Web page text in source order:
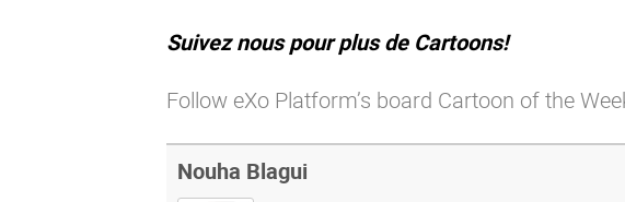
Suivez nous pour plus de Cartoons!
Follow eXo Platform’s board Cartoon of the
Nouha Blagui